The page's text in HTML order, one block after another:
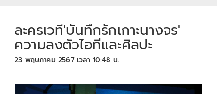
ละครเวที'บันทึกรักเกาะนางจร'
ความลงตัวไอทีและศิลปะ
23 พฤษภาคม 2567 เวลา 10:48 น.